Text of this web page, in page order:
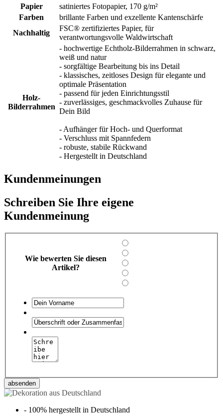
Papier
satiniertes Fotopapier, 170 g/m²
Farben
brillante Farben und exzellente Kantenschärfe
Nachhaltig
FSC® zertifiziertes Papier, für
verantwortungsvolle Waldwirtschaft
Holz-
Bilderrahmen
- hochwertige Echtholz-Bilderrahmen in schwarz,
weiß und natur
- sorgfältige Bearbeitung bis ins Detail
- klassisches, zeitloses Design für elegante und
optimale Präsentation
- passend für jeden Einrichtungsstil
- zuverlässiges, geschmackvolles Zuhause für
Dein Bild
- Aufhänger für Hoch- und Querformat
- Verschluss mit Spannfedern
- robuste, stabile Rückwand
- Hergestellt in Deutschland
Kundenmeinungen
Schreiben Sie Ihre eigene
Kundenmeinung
Wie bewerten Sie diesen
Artikel?
absenden
- 100% hergestellt in Deutschland